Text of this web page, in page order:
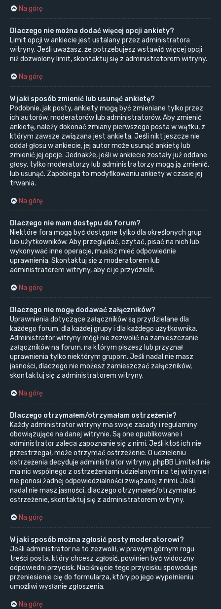
Na górę
Dlaczego nie można dodać więcej opcji ankiety?
Limit opcji w ankiecie jest ustalany przez administratora
witryny. Jeśli uważasz, że potrzebujesz wstawić więcej opcji
niż dozwolony limit, skontaktuj się z administratorem witryny.
Na górę
W jaki sposób zmienić lub usunąć ankietę?
Podobnie, jak posty, ankiety mogą być zmieniane tylko przez
ich autorów, moderatorów lub administratorów. Aby zmienić
ankietę, należy dokonać zmiany pierwszego posta w wątku, z
którym zawsze związana jest ankieta. Jeśli nikt jeszcze nie
oddał głosu w ankiecie, jej autor może usunąć ankietę lub
zmienić jej opcje. Jednakże, jeśli w ankiecie zostały już oddane
głosy, tylko moderatorzy lub administratorzy mogą ją zmienić,
lub usunąć. Zapobiega to modyfikowaniu ankiety w czasie jej
trwania.
Na górę
Dlaczego nie mam dostępu do forum?
Niektóre fora mogą być dostępne tylko dla określonych grup
lub użytkowników. Aby przeglądać, czytać, pisać na nich lub
wykonywać inne operacje, musisz mieć odpowiednie
uprawnienia. Skontaktuj się z moderatorem lub
administratorem witryny, aby ci je przydzielił.
Na górę
Dlaczego nie mogę dodawać załączników?
Uprawnienia dotyczące załączników są przydzielane dla
każdego forum, dla każdej grupy i dla każdego użytkownika.
Administrator witryny mógł nie zezwolić na zamieszczanie
załączników na forum, na którym piszesz lub przyznał
uprawnienia tylko niektórym grupom. Jeśli nadal nie masz
jasności, dlaczego nie możesz zamieszczać załączników,
skontaktuj się z administratorem witryny.
Na górę
Dlaczego otrzymałem/otrzymałam ostrzeżenie?
Każdy administrator witryny ma swoje zasady i regulaminy
obowiązujące na danej witrynie. Są one opublikowane i
administrator zaleca zapoznanie się z nimi. Jeśli ktoś ich nie
przestrzegał, może otrzymać ostrzeżenie. O udzieleniu
ostrzeżenia decyduje administrator witryny. phpBB Limited nie
ma nic wspólnego z ostrzeżeniami udzielanymi na tej witrynie i
nie ponosi żadnej odpowiedzialności związanej z nimi. Jeśli
nadal nie masz jasności, dlaczego otrzymałeś/otrzymałaś
ostrzeżenie, skontaktuj się z administratorem witryny.
Na górę
W jaki sposób można zgłosić posty moderatorowi?
Jeśli administrator na to zezwolił, w prawym górnym rogu
treści posta, który chcesz zgłosić, powinien być widoczny
odpowiedni przycisk. Naciśnięcie tego przycisku spowoduje
przeniesienie cię do formularza, który po jego wypełnieniu
umożliwi wysłanie zgłoszenia.
Na górę